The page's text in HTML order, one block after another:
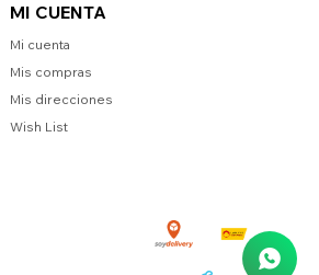
MI CUENTA
Mi cuenta
Mis compras
Mis direcciones
Wish List